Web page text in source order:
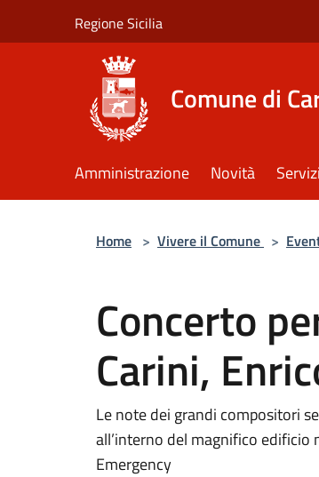
Regione Sicilia
Comune di
Amministrazione Novità Servizi
Home > Vivere il Comune >
Concerto
Carini,
Le note dei grandi compositori
all’interno del magnifico
Emergency